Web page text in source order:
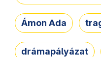
Ámon Ada
drámapályázat